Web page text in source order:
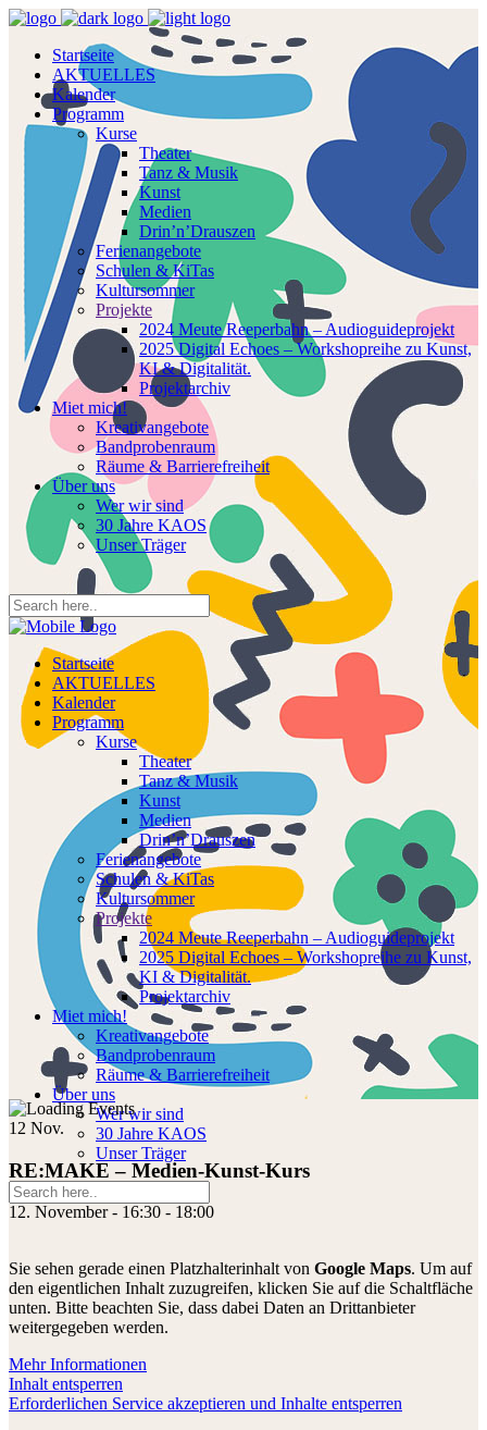
Startseite
AKTUELLES
Kalender
Programm
Kurse
Theater
Tanz & Musik
Kunst
Medien
Drin’n’Drauszen
Ferienangebote
Schulen & KiTas
Kultursommer
Projekte
2024 Meute Reeperbahn – Audioguideprojekt
2025 Digital Echoes – Workshopreihe zu Kunst,
KI & Digitalität.
Projektarchiv
Miet mich!
Kreativangebote
Bandprobenraum
Räume & Barrierefreiheit
Über uns
Wer wir sind
30 Jahre KAOS
Unser Träger
Startseite
AKTUELLES
Kalender
Programm
Kurse
Theater
Tanz & Musik
Kunst
Medien
Drin’n’Drauszen
Ferienangebote
Schulen & KiTas
Kultursommer
Projekte
2024 Meute Reeperbahn – Audioguideprojekt
2025 Digital Echoes – Workshopreihe zu Kunst,
KI & Digitalität.
Projektarchiv
Miet mich!
Kreativangebote
Bandprobenraum
Räume & Barrierefreiheit
Über uns
Wer wir sind
30 Jahre KAOS
Unser Träger
12 Nov.
RE:MAKE – Medien-Kunst-Kurs
12. November - 16:30 - 18:00
Sie sehen gerade einen Platzhalterinhalt von Google Maps. Um auf
den eigentlichen Inhalt zuzugreifen, klicken Sie auf die Schaltfläche
unten. Bitte beachten Sie, dass dabei Daten an Drittanbieter
weitergegeben werden.
Mehr Informationen
Inhalt entsperren
Erforderlichen Service akzeptieren und Inhalte entsperren